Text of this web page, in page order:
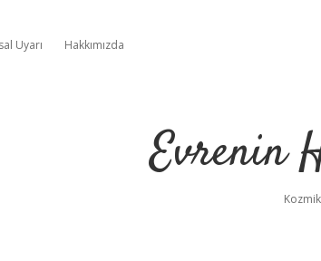
Uyarı Hakkımızda
Evrenin